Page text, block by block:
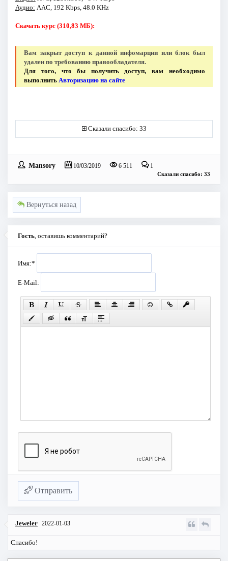
Аудио: AAC, 192 Kbps, 48.0 KHz
Скачать курс (310,83 МБ):
Вам закрыт доступ к данной инфомарции или блок был
удален по требованию правообладателя.
Для того, что бы получить доступ, вам необходимо
выполнить Авторизацию на сайте
Сказали спасибо: 33
Mansory 10/03/2019 6 511 1
Сказали спасибо: 33
Вернуться назад
Гость , оставишь комментарий?
Имя:*
E-Mail:
Отправить
Jeweler 2022-01-03
Спасибо!